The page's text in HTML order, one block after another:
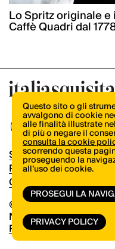
Lo Spritz originale
Caffè Quadri dal
© Copyright 2026.
N.ro Iscrizione ROC
Privacy Policy
Shop
Pubblicità
Contatti
Questo sito o gli
avvalgono di cookie
alle finalità illustrate
di più o negare il
consulta la cookie
scorrendo questa
proseguendo la
all’uso dei cookie.
PROSEGUI LA
PRIVACY POLICY